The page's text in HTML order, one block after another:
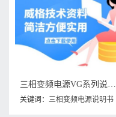
三相变频电源VG系列说明书下载
关键词： 三相变频电源说明书